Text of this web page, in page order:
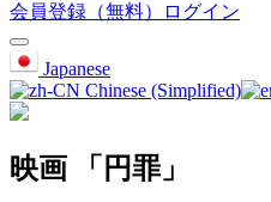
会員登録（無料） ログイン
Japanese
Chinese (Simplified)
​映画 「円罪」